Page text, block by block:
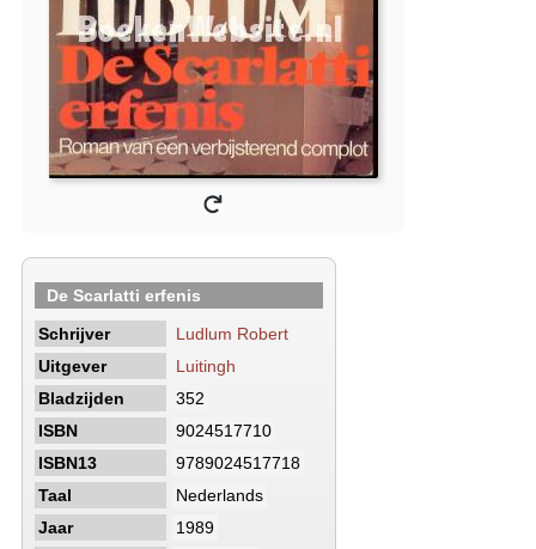
De Scarlatti erfenis
Schrijver
Ludlum Robert
Uitgever
Luitingh
Bladzijden
352
ISBN
9024517710
ISBN13
9789024517718
Taal
Nederlands
Jaar
1989